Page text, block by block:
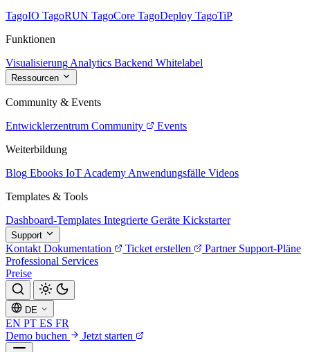
TagoIO TagoRUN TagoCore TagoDeploy TagoTiP
Funktionen
Visualisierung Analytics Backend Whitelabel
Ressourcen
Community & Events
Entwicklerzentrum Community
Events
Weiterbildung
Blog Ebooks IoT Academy Anwendungsfälle Videos
Templates & Tools
Dashboard-Templates Integrierte Geräte Kickstarter
Support
Kontakt Dokumentation Ticket erstellen Partner Support-Pläne
Professional Services
Preise
DE
EN PT ES FR
Demo buchen
Jetzt starten